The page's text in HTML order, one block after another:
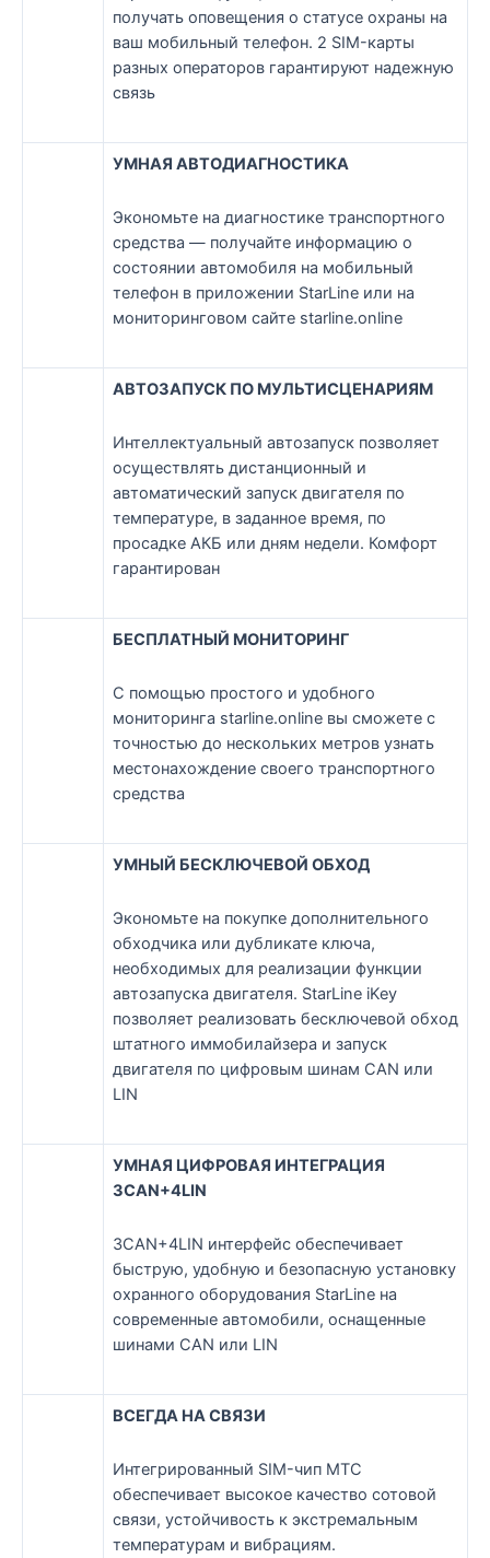
получать оповещения о статусе охраны на
ваш мобильный телефон. 2 SIM-карты
разных операторов гарантируют надежную
связь
УМНАЯ АВТОДИАГНОСТИКА
Экономьте на диагностике транспортного
средства — получайте информацию о
состоянии автомобиля на мобильный
телефон в приложении StarLine или на
мониторинговом сайте starline.online
АВТОЗАПУСК ПО МУЛЬТИСЦЕНАРИЯМ
Интеллектуальный автозапуск позволяет
осуществлять дистанционный и
автоматический запуск двигателя по
температуре, в заданное время, по
просадке АКБ или дням недели. Комфорт
гарантирован
БЕСПЛАТНЫЙ МОНИТОРИНГ
С помощью простого и удобного
мониторинга starline.online вы сможете с
точностью до нескольких метров узнать
местонахождение своего транспортного
средства
УМНЫЙ БЕСКЛЮЧЕВОЙ ОБХОД
Экономьте на покупке дополнительного
обходчика или дубликате ключа,
необходимых для реализации функции
автозапуска двигателя. StarLine iKey
позволяет реализовать бесключевой обход
штатного иммобилайзера и запуск
двигателя по цифровым шинам CAN или
LIN
УМНАЯ ЦИФРОВАЯ ИНТЕГРАЦИЯ
3CAN+4LIN
3CAN+4LIN интерфейс обеспечивает
быструю, удобную и безопасную установку
охранного оборудования StarLine на
современные автомобили, оснащенные
шинами CAN или LIN
ВСЕГДА НА СВЯЗИ
Интегрированный SIM-чип МТС
обеспечивает высокое качество сотовой
связи, устойчивость к экстремальным
температурам и вибрациям.